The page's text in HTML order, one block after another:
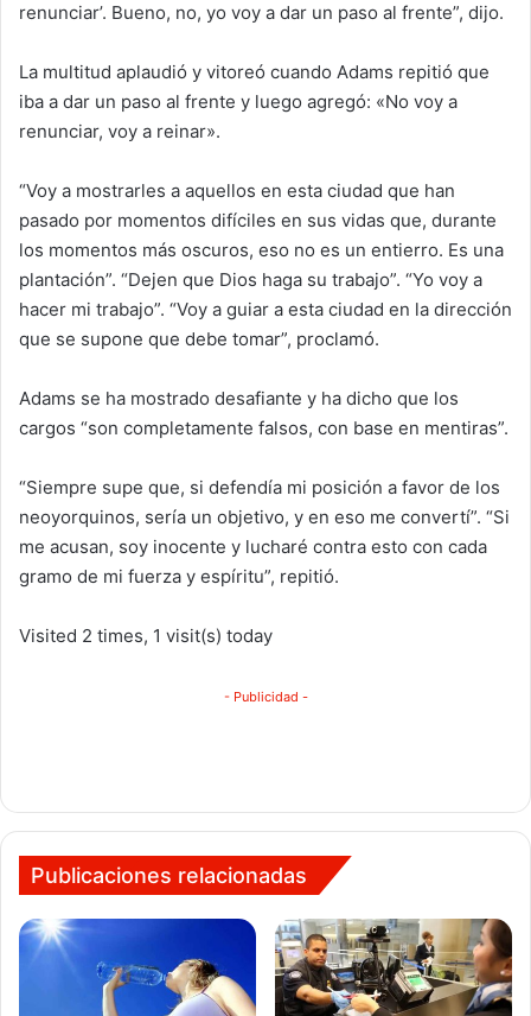
renunciar’. Bueno, no, yo voy a dar un paso al frente”, dijo.
La multitud aplaudió y vitoreó cuando Adams repitió que
iba a dar un paso al frente y luego agregó: «No voy a
renunciar, voy a reinar».
“Voy a mostrarles a aquellos en esta ciudad que han
pasado por momentos difíciles en sus vidas que, durante
los momentos más oscuros, eso no es un entierro. Es una
plantación”. “Dejen que Dios haga su trabajo”. “Yo voy a
hacer mi trabajo”. “Voy a guiar a esta ciudad en la dirección
que se supone que debe tomar”, proclamó.
Adams se ha mostrado desafiante y ha dicho que los
cargos “son completamente falsos, con base en mentiras”.
“Siempre supe que, si defendía mi posición a favor de los
neoyorquinos, sería un objetivo, y en eso me convertí”. “Si
me acusan, soy inocente y lucharé contra esto con cada
gramo de mi fuerza y espíritu”, repitió.
Visited 2 times, 1 visit(s) today
- Publicidad -
Publicaciones relacionadas